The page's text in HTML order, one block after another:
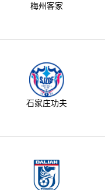
梅州客家
石家庄功夫